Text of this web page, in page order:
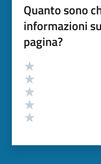
Quanto sono
informazioni
pagina?
Valutazione